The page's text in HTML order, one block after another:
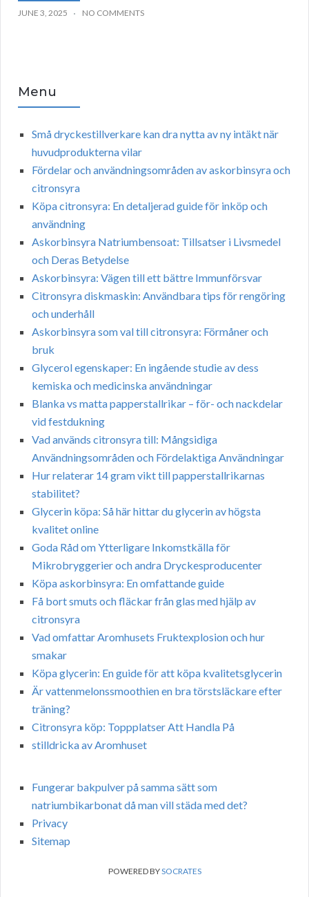
JUNE 3, 2025 NO COMMENTS
Menu
Små dryckestillverkare kan dra nytta av ny intäkt när
huvudprodukterna vilar
Fördelar och användningsområden av askorbinsyra och
citronsyra
Köpa citronsyra: En detaljerad guide för inköp och
användning
Askorbinsyra Natriumbensoat: Tillsatser i Livsmedel
och Deras Betydelse
Askorbinsyra: Vägen till ett bättre Immunförsvar
Citronsyra diskmaskin: Användbara tips för rengöring
och underhåll
Askorbinsyra som val till citronsyra: Förmåner och
bruk
Glycerol egenskaper: En ingående studie av dess
kemiska och medicinska användningar
Blanka vs matta papperstallrikar – för- och nackdelar
vid festdukning
Vad används citronsyra till: Mångsidiga
Användningsområden och Fördelaktiga Användningar
Hur relaterar 14 gram vikt till papperstallrikarnas
stabilitet?
Glycerin köpa: Så här hittar du glycerin av högsta
kvalitet online
Goda Råd om Ytterligare Inkomstkälla för
Mikrobryggerier och andra Dryckesproducenter
Köpa askorbinsyra: En omfattande guide
Få bort smuts och fläckar från glas med hjälp av
citronsyra
Vad omfattar Aromhusets Fruktexplosion och hur
smakar
Köpa glycerin: En guide för att köpa kvalitetsglycerin
Är vattenmelonssmoothien en bra törstsläckare efter
träning?
Citronsyra köp: Toppplatser Att Handla På
stilldricka av Aromhuset
Fungerar bakpulver på samma sätt som
natriumbikarbonat då man vill städa med det?
Privacy
Sitemap
POWERED BYSOCRATES